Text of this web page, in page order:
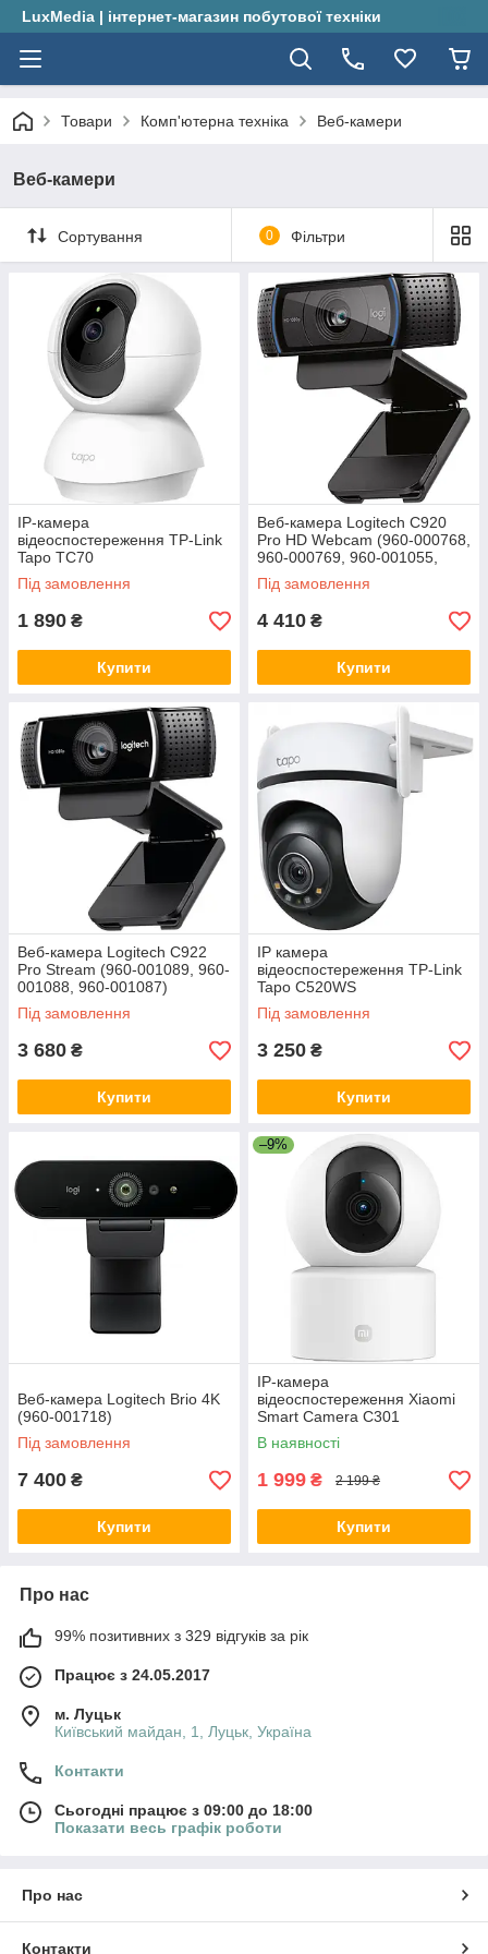
LuxMedia | інтернет-магазин побутової техніки
Товари Комп'ютерна техніка Веб-камери
Веб-камери
Сортування 0 Фільтри
IP-камера
відеоспостереження TP-Link
Tapo TC70
Під замовлення
1 890 ₴
Купити
Веб-камера Logitech C920
Pro HD Webcam (960-000768,
960-000769, 960-001055,
960-001062, 960-000764)
Під замовлення
4 410 ₴
Купити
Веб-камера Logitech C922
Pro Stream (960-001089, 960-
001088, 960-001087)
Під замовлення
3 680 ₴
Купити
IP камера
відеоспостереження TP-Link
Tapo C520WS
Під замовлення
3 250 ₴
Купити
Веб-камера Logitech Brio 4K
(960-001718)
Під замовлення
7 400 ₴
Купити
–9%
IP-камера
відеоспостереження Xiaomi
Smart Camera C301
(BHR8683GL)
В наявності
1 999 ₴ 2 199 ₴
Купити
Про нас
99% позитивних з 329 відгуків за рік
Працює з 24.05.2017
м. Луцьк
Київський майдан, 1, Луцьк, Україна
Контакти
Сьогодні працює з 09:00 до 18:00
Показати весь графік роботи
Про нас
Контакти